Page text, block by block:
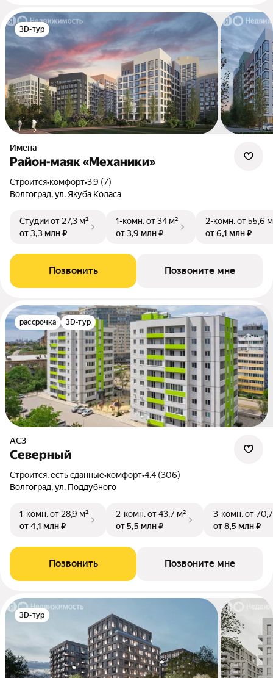
3D-тур
Имена
Район-маяк «Механики»
Строится•комфорт•3.9 (7)
Волгоград, ул. Якуба Коласа
Студииот 27,3 м²
от 3,3 млн ₽
1-комн.от 34 м²
от 3,9 млн ₽
2-комн.от 55,6
от 6,1 млн ₽
Позвонить Позвоните мне
рассрочка 3D-тур
АСЗ
Северный
Строится, есть сданные•комфорт•4.4 (306)
Волгоград, ул. Поддубного
1-комн.от 28,9 м²
от 4,1 млн ₽
2-комн.от 43,7 м²
от 5,5 млн ₽
3-комн.от
от 8,5 млн ₽
Позвонить Позвоните мне
3D-тур